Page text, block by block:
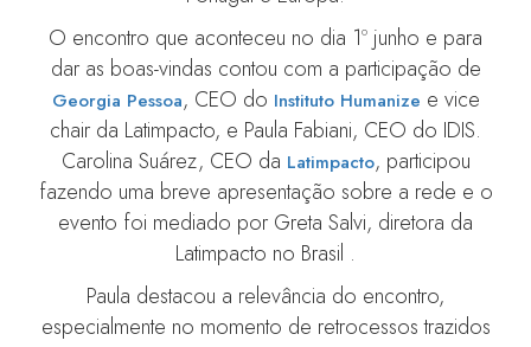
O encontro que aconteceu no dia 1º junho e para
dar as boas-vindas contou com a participação de
Georgia Pessoa, CEO do Instituto Humanize e vice
chair da Latimpacto, e Paula Fabiani, CEO do IDIS.
Carolina Suárez, CEO da Latimpacto, participou
fazendo uma breve apresentação sobre a rede e o
evento foi mediado por Greta Salvi, diretora da
Latimpacto no Brasil .
Paula destacou a relevância do encontro,
especialmente no momento de retrocessos trazidos